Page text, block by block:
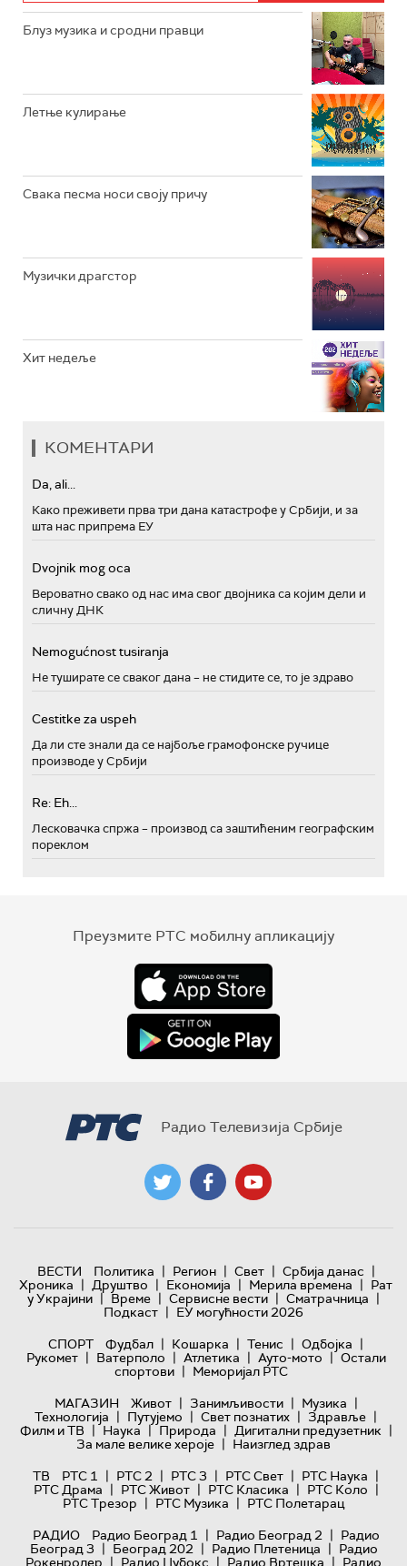
Блуз музика и сродни правци
Летње кулирање
Свака песма носи своју причу
Музички драгстор
Хит недеље
КОМЕНТАРИ
Da, ali...
Како преживети прва три дана катастрофе у Србији, и за
шта нас припрема ЕУ
Dvojnik mog oca
Вероватно свако од нас има свог двојника са којим дели и
сличну ДНК
Nemogućnost tusiranja
Не туширате се сваког дана – не стидите се, то је здраво
Cestitke za uspeh
Да ли сте знали да се најбоље грамофонске ручице
производе у Србији
Re: Eh...
Лесковачка спржа – производ са заштићеним географским
пореклом
Преузмите РТС мобилну апликацију
Радио Телевизија Србије
ВЕСТИ Политика | Регион | Свет | Србија данас |
Хроника | Друштво | Економија | Мерила времена | Рат
у Украјини | Време | Сервисне вести | Сматрачница |
Подкаст | ЕУ могућности 2026
СПОРТ
Фудбал | Кошарка | Тенис | Одбојка |
Рукомет | Ватерполо | Атлетика | Ауто-мото | Остали
спортови | Меморијал РТС
МАГАЗИН
Живот | Занимљивости | Музика |
Технологијa | Путујемо | Свет познатих | Здравље |
Филм и ТВ | Наука | Природа | Дигитални предузетник |
За мале велике хероје | Наизглед здрав
ТВ
РТС 1 | РТС 2 | РТС 3 | РТС Свет | РТС Наука |
РТС Драма | РТС Живот | РТС Класика | РТС Коло |
РТС Трезор | РТС Музика | РТС Полетарац
РАДИО
Радио Београд 1 | Радио Београд 2 | Радио
Београд 3 | Београд 202 | Радио Плетеница | Радио